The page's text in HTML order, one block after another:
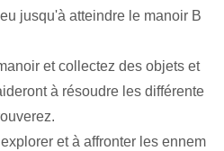
jusqu'à atteindre le manoir B
et collectez des objets et
à résoudre les différente
et à affronter les ennem